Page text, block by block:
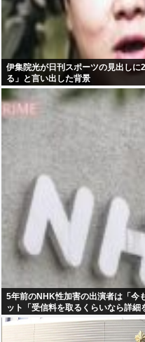
伊集院光が日刊スポーツの見出し
る」と言い出した背景
5年前のNHK性加害の出演者は「今
ット「受信料を取るくらいなら詳細